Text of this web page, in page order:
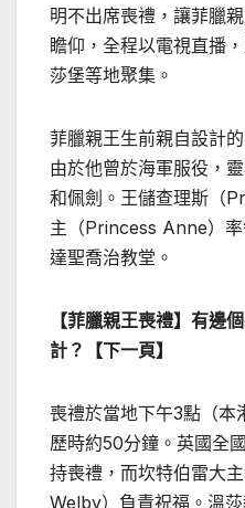
明不出席喪禮，讓菲臘
瞻仰，全程以電視直播
莎堡等地聚集。
菲臘親王生前親自設計
由於他曾於海軍服役，
和佩劍。王儲查理斯（
主（Princess Anne）
達聖喬治教堂。
【菲臘親王喪禮】有邊
計？【下一頁】
喪禮於當地下午3點（本
歷時約50分鐘。英國全
持喪禮，而坎特伯雷大
Welby）負責祝福。溫